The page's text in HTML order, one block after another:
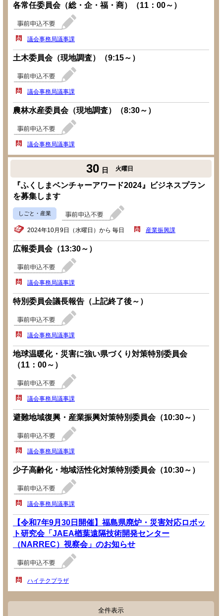
各常任委員会（総・企・福・商）（11：00～）
議会事務局議事課
土木委員会（現地調査）（9:15～）
議会事務局議事課
農林水産委員会（現地調査）（8:30～）
議会事務局議事課
30 日 火曜日
『ふくしまベンチャーアワード2024』ビジネスプラン
を募集します
しごと・産業
2024年10月9日（水曜日）から 毎日 産業振興課
広報委員会（13:30～）
議会事務局議事課
特別委員会議長報告（上記終了後～）
議会事務局議事課
地球温暖化・災害に強い県づくり対策特別委員会
（11：00～）
議会事務局議事課
避難地域復興・産業振興対策特別委員会（10:30～）
議会事務局議事課
少子高齢化・地域活性化対策特別委員会（10:30～）
議会事務局議事課
【令和7年9月30日開催】福島県廃炉・災害対応ロボッ
ト研究会「JAEA楢葉遠隔技術開発センター
（NARREC）視察会」のお知らせ
ハイテクプラザ
全件表示